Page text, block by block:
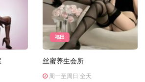
福田
丝蜜养生会所
周一至周日 全天